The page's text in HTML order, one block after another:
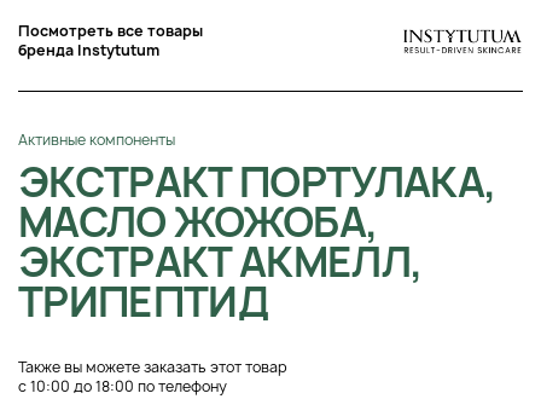
Посмотреть все товары
бренда Instytutum
Активные компоненты
ЭКСТРАКТ ПОРТУЛАКА,
МАСЛО ЖОЖОБА,
ЭКСТРАКТ АКМЕЛЛ,
ТРИПЕПТИД
Также вы можете заказать этот товар
с 10:00 до 18:00 по телефону